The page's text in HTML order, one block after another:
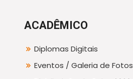
ACADÊMICO
Diplomas Digitais
Eventos / Galeria de Fotos